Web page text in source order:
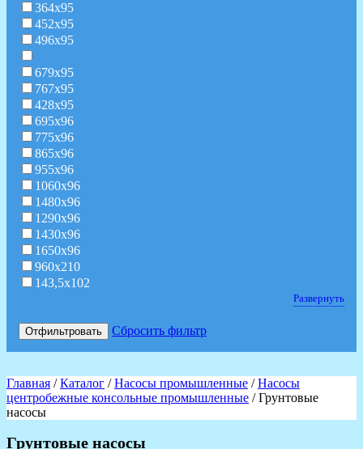
364х95
452х95
496х95
679х95
767х95
428х95
695х96
775х96
865х96
955х96
1060х96
1480х96
1290х96
1430х96
1650х96
960х210
143,5х102
Развернуть
Отфильтровать Сбросить фильтр
Главная /Каталог /Насосы промышленные /Насосы
центробежные консольные промышленные / Грунтовые
насосы
Грунтовые насосы